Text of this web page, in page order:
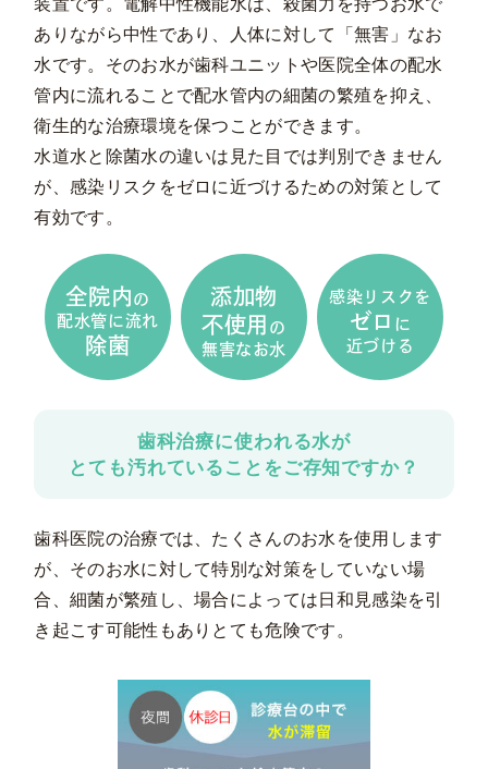
ありながら中性であり、人体に対して「無害」なお
水です。そのお水が歯科ユニットや医院全体の配水
管内に流れることで配水管内の細菌の繁殖を抑え、
衛生的な治療環境を保つことができます。
水道水と除菌水の違いは見た目では判別できません
が、感染リスクをゼロに近づけるための対策として
有効です。
全院内 の
配水管に流れ
除菌
添加物
不使用 の
無害なお水
感染リスクを
ゼロ に
近づける
歯科治療に使われる水が
とても汚れていることをご存知ですか？
歯科医院の治療では、たくさんのお水を使用します
が、そのお水に対して特別な対策をしていない場
合、細菌が繁殖し、場合によっては日和見感染を引
き起こす可能性もありとても危険です。